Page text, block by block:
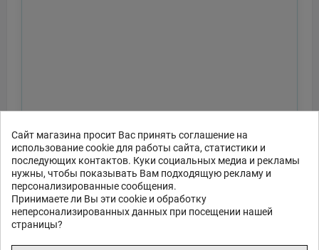
Сайт магазина просит Вас принять соглашение на
использование cookie для работы сайта, статистики и
последующих контактов. Куки социальных медиа и рекламы
нужны, чтобы показывать Вам подходящую рекламу и
персонализированные сообщения.
Принимаете ли Вы эти cookie и обработку
неперсонализированных данных при посещении нашей
страницы?